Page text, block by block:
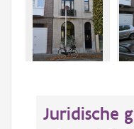
Juridische